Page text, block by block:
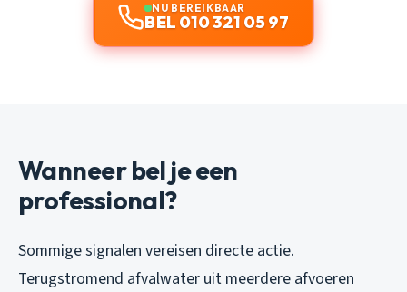
NU BEREIKBAAR
BEL 010 321 05 97
Wanneer bel je een
professional?
Sommige signalen vereisen directe actie.
Terugstromend afvalwater uit meerdere afvoeren